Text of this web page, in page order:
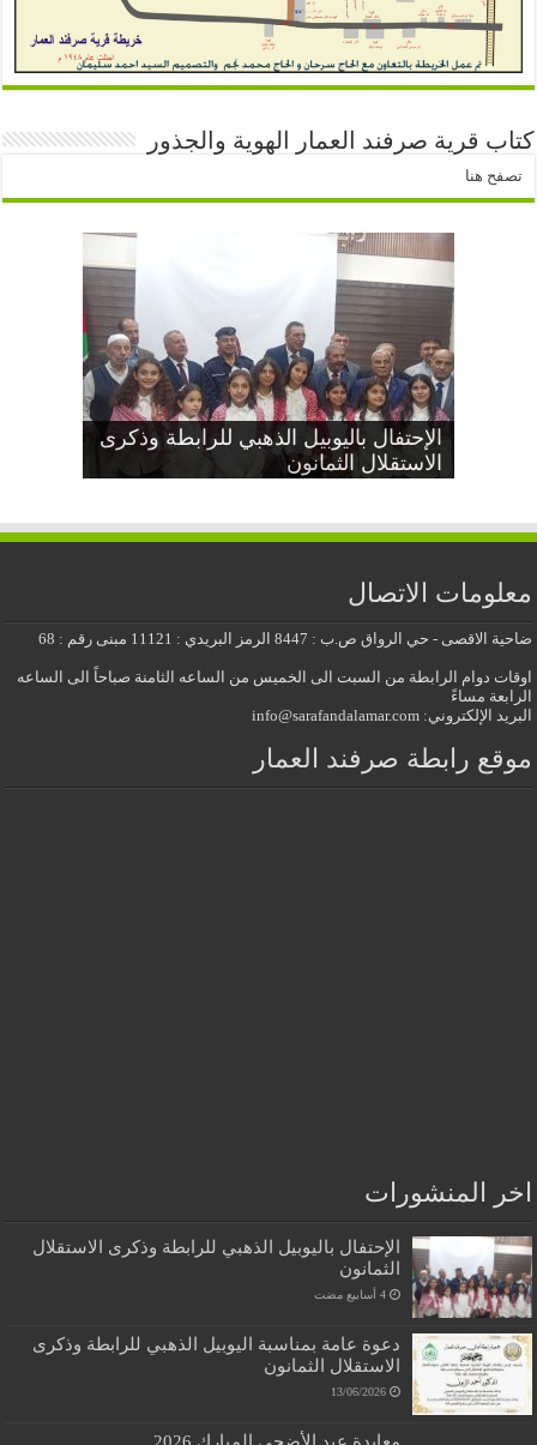
كتاب قرية صرفند العمار الهوية والجذور
تصفح هنا
الإحتفال باليوبيل الذهبي للرابطة وذكرى
الاستقلال الثمانون
دعوة عامة بمناسبة اليوبيل الذهبي
للرابطة وذكرى الاستقلال الثمانون
معايدة عيد الأضحى المبارك 2026
عيد الاستقلال الثمانون
إجتماع جذور مشجرات عائلات صرفند
العمار
معلومات الاتصال
ضاحية الاقصى - حي الرواق ص.ب : 8447 الرمز البريدي : 11121 مبنى رقم : 68
اوقات دوام الرابطة من السبت الى الخميس من الساعه الثامنة صباحاً الى الساعه
الرابعة مساءً
البريد الإلكتروني: info@sarafandalamar.com
موقع رابطة صرفند العمار
اخر المنشورات
الإحتفال باليوبيل الذهبي للرابطة وذكرى الاستقلال
الثمانون
‏4 أسابيع مضت
دعوة عامة بمناسبة اليوبيل الذهبي للرابطة وذكرى
الاستقلال الثمانون
13/06/2026